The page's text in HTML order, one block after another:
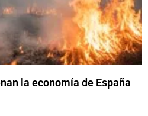
la economía de España